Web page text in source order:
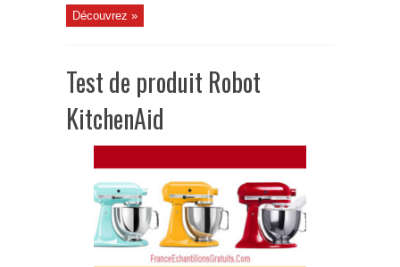
Découvrez »
Test de produit Robot
KitchenAid